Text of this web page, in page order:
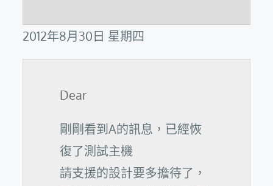
2012年8月30日 星期四
Dear
剛剛看到A的訊息，已經恢
復了測試主機
請支援的設計要多擔待了，